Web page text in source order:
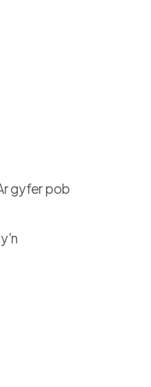
gyfer pob